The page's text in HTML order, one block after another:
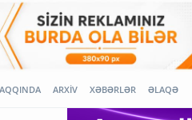
ARXİV XƏBƏRLƏR ƏLAQƏ